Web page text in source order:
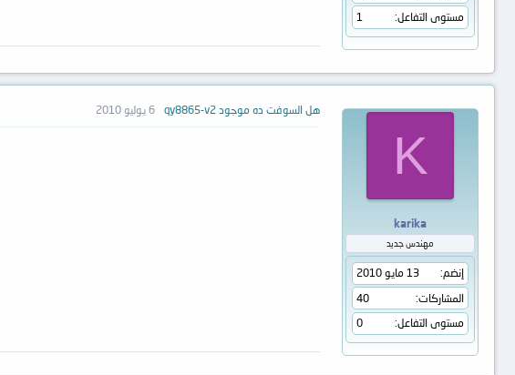
مستوى التفاعل
1
K
karika
مهندس جديد
إنضم
13 مايو 2010
المشاركات
40
مستوى التفاعل
0
هل السوفت ده موجود qy8865-v2 6 يوليو 2010